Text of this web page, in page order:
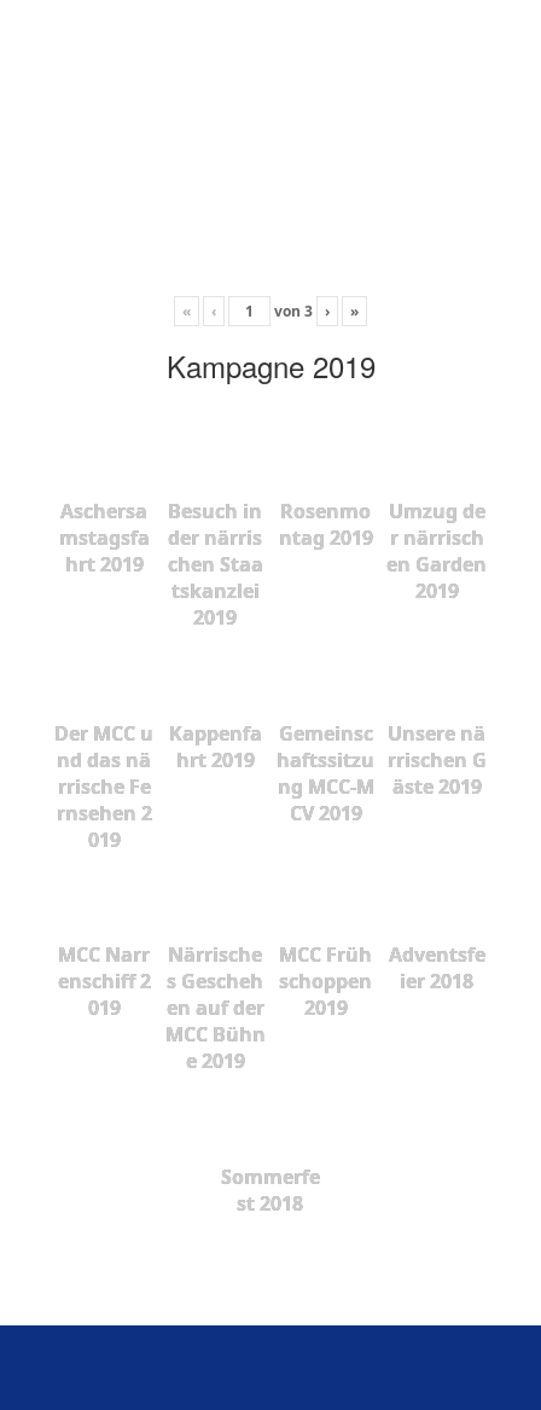
« ‹ von 3 › »
Kampagne 2019
Aschersa
mstagsfa
hrt 2019
Besuch in
der närris
chen Staa
tskanzlei
2019
Rosenmo
ntag 2019
Umzug de
r närrisch
en Garden
2019
Der MCC u
nd das nä
rrische Fe
rnsehen 2
019
Kappenfa
hrt 2019
Gemeinsc
haftssitzu
ng MCC-M
CV 2019
Unsere nä
rrischen G
äste 2019
MCC Narr
enschiff 2
019
Närrische
s Gescheh
en auf der
MCC Bühn
e 2019
MCC Früh
schoppen
2019
Adventsfe
ier 2018
Sommerfe
st 2018